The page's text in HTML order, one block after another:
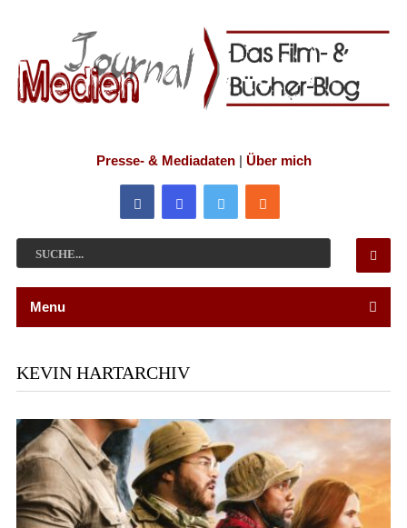
Presse- & Mediadaten| Über mich
Menu
KEVIN HARTARCHIV